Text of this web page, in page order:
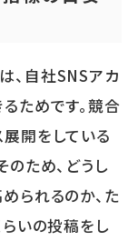
、自社SNSアカ
ためです。競合
開をしている
のため、どうし
られるのか、た
らいの投稿をし